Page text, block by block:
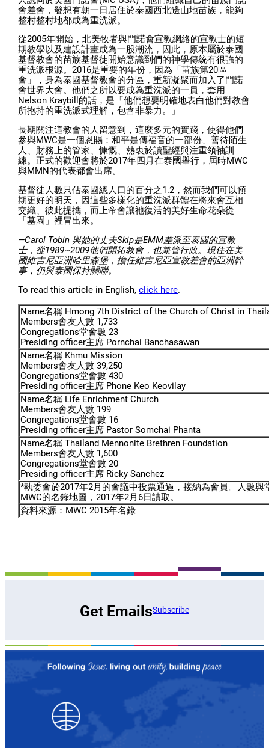
會差會，發想有朝一日居住於泰國西北邊山地苗族，能夠
整村整村地都成為重洗派。
從2005年開始，北美牧者與門諾會宣教網絡的宣教士的短
期教學以及建設計畫成為一股潮流，因此，原本屬於泰國
基督教會的苗族基督徒開始意識到們的神學傳統有很強的
重洗派根源。2016是重要的年份，因為「苗族第20區
會」，身為泰國基督教會的分區，重新凝聚而加入了門諾
會世界大會。他們之所以要成為重洗派的一員，套用
Nelson Kraybill的話，是「他們想要明確地表白他們對教會
所抱持的重洗派式理解，包含非暴力。」
長期關注這教會的人留意到，這麼多元的實踐，使得他們
參與MWC是一個恩賜：和平是傳福音的一部份、善待陌生
人、財務上的管家、慷慨、熱衷於讀聖經與注重領袖訓
練。正式的歡迎會將於2017年四月在泰國舉行，屆時MWC
與MMN的代表都會出席。
基督徒人數只佔泰國總人口的百分之1.2，然而我們可以預
期更好的明天，因這些多樣化的重洗派群體在將來會互相
交織、彼此提攜，而上帝會讓祂復活的美好生命花朵從
「墓園」裡冒出來。
—Carol Tobin 與她的丈夫Skip是EMM差派至泰國的宣教
士，從1989~2009他們開拓教會，也兼管行政。現住在美
國維吉尼亞洲哈里森堡，擔任維吉尼亞宣教差會的亞洲幹
事，仍與泰國保持關聯。
To read this article in English,click here.
Name名稱 Hmong 7th District of the Church of Christ in
Members會友人數 1,733
Congregations堂會數 23
Presiding officer主席 Pornchai Banchasawan
Name名稱 Khmu Mission
Members會友人數 39,250
Congregations堂會數 430
Presiding officer主席 Phone Keo Keovilay
Name名稱 Life Enrichment Church
Members會友人數 199
Congregations堂會數 16
Presiding officer主席 Pastor Somchai Phanta
Name名稱 Thailand Mennonite Brethren Foundation
Members會友人數 1,600
Congregations堂會數 20
Presiding officer主席 Ricky Sanchez
*執委會於2017年2月的會議中投票通過，接納為會員。人數與
MWC的名錄地圖，2017年2月6日讀取。
資料來源：MWC 2015年名錄
Get EmailsSubscribe